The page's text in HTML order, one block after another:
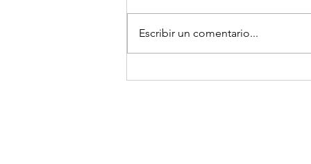
TOCOPILLA: Huanillo sur ilumina
Escribir un comentario...